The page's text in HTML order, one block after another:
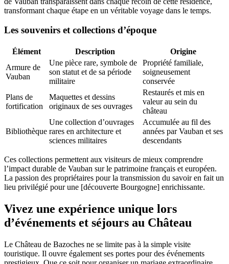
transformant chaque étape en un véritable voyage dans le temps.
Les souvenirs et collections d’époque
Élément Description
Origine
Armure de
Vauban
Une pièce rare, symbole de
son statut et de sa période
militaire
Propriété familiale,
soigneusement
conservée
Plans de
fortification
Maquettes et dessins
originaux de ses ouvrages
Restaurés et mis en
valeur au sein du
château
Bibliothèque
Une collection d’ouvrages
rares en architecture et
sciences militaires
Accumulée au fil des
années par Vauban et ses
descendants
Ces collections permettent aux visiteurs de mieux comprendre
l’impact durable de Vauban sur le patrimoine français et européen.
La passion des propriétaires pour la transmission du savoir en fait un
lieu privilégié pour une [découverte Bourgogne] enrichissante.
Vivez une expérience unique lors
d’événements et séjours au Château
Le Château de Bazoches ne se limite pas à la simple visite
touristique. Il ouvre également ses portes pour des événements